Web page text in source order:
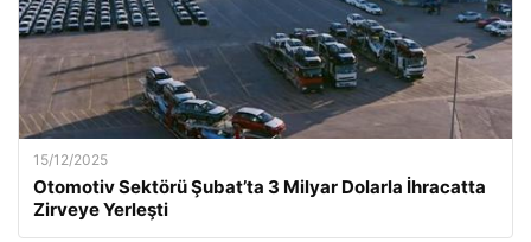
15/12/2025
Otomotiv Sektörü Şubat’ta 3 Milyar Dolarla İhracatta
Zirveye Yerleşti